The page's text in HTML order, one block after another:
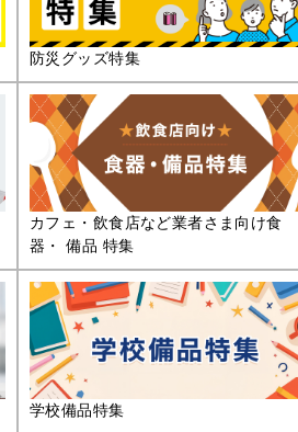
防災グッズ特集
カフェ・飲食店など業者さま向け食
器・ 備品 特集
学校備品特集